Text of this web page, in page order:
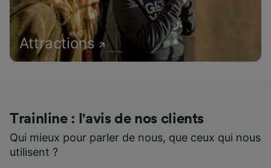
Attractions
Trainline : l'avis de nos clients
Qui mieux pour parler de nous, que ceux qui nous
utilisent ?